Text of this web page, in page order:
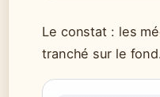
Le constat : les
tranché sur le fond.